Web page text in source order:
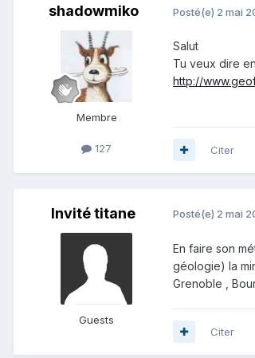
shadowmiko
Membre
127
Posté(e) 2 mai
Salut
Tu veux dire
http://
Citer
Invité titane
Guests
Posté(e) 2 mai
En faire son
géologie) la
Grenoble ,
Citer